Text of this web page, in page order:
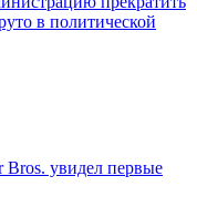
в политической
Bros. увидел первые